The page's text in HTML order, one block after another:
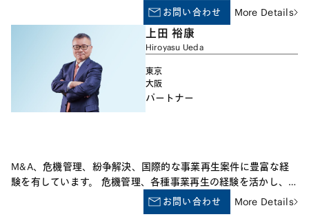
市場における資金調達や株式公開、国内外の企業を当事者とする
買収や統合等の案件について良質なサービスを提供できるよう心
がけています。
お問い合わせ More Details
上田 裕康
Hiroyasu Ueda
東京
大阪
パートナー
M&A、危機管理、紛争解決、国際的な事業再生案件に豊富な経
験を有しています。 危機管理、各種事業再生の経験を活かし、
危機管理と一体となった内部統制手法、早期事業再生について法
的なアドバイスを行なっております。 リーマン・ブラザーズ証
お問い合わせ More Details